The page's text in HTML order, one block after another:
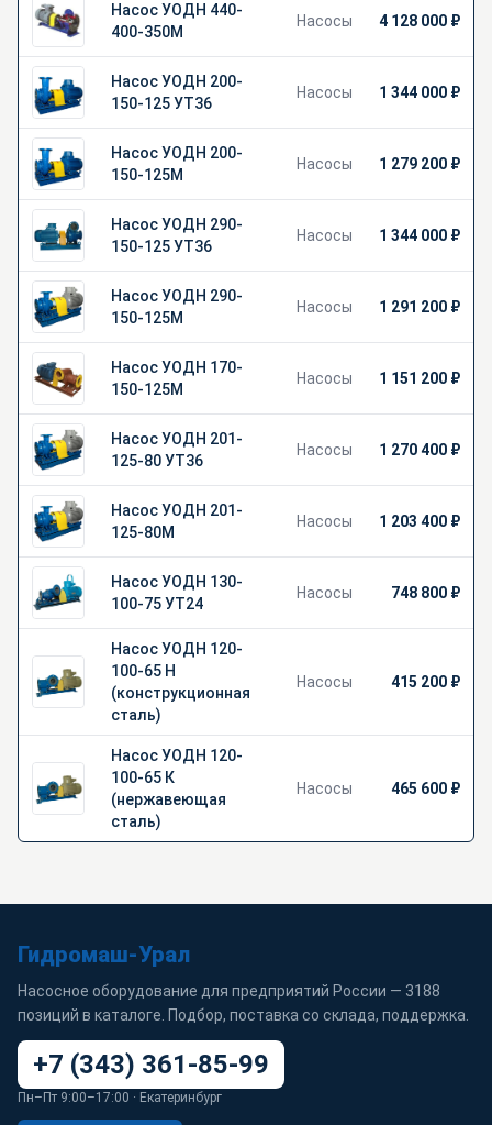
Насос УОДН 440-
400-350М
Насосы 4 128 000 ₽
Насос УОДН 200-
150-125 УТ36
Насосы 1 344 000 ₽
Насос УОДН 200-
150-125М
Насосы 1 279 200 ₽
Насос УОДН 290-
150-125 УТ36
Насосы 1 344 000 ₽
Насос УОДН 290-
150-125М
Насосы 1 291 200 ₽
Насос УОДН 170-
150-125М
Насосы 1 151 200 ₽
Насос УОДН 201-
125-80 УТ36
Насосы 1 270 400 ₽
Насос УОДН 201-
125-80М
Насосы 1 203 400 ₽
Насос УОДН 130-
100-75 УТ24
Насосы 748 800 ₽
Насос УОДН 120-
100-65 Н
(конструкционная
сталь)
Насосы 415 200 ₽
Насос УОДН 120-
100-65 К
(нержавеющая
сталь)
Насосы 465 600 ₽
Гидромаш-Урал
Насосное оборудование для предприятий России — 3188
позиций в каталоге. Подбор, поставка со склада, поддержка.
+7 (343) 361-85-99
Пн–Пт 9:00–17:00 · Екатеринбург